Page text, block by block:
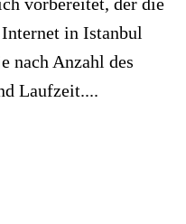
in Istanbul
nach Anzahl des
Laufzeit....